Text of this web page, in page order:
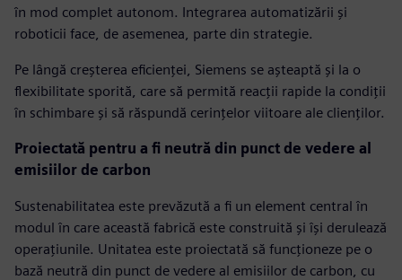
în mod complet autonom. Integrarea automatizării și
roboticii face, de asemenea, parte din strategie.
Pe lângă creșterea eficienței, Siemens se așteaptă și la o
flexibilitate sporită, care să permită reacții rapide la condiții
în schimbare și să răspundă cerințelor viitoare ale clienților.
Proiectată pentru a fi neutră din punct de vedere al
emisiilor de carbon
Sustenabilitatea este prevăzută a fi un element central în
modul în care această fabrică este construită și își derulează
operațiunile. Unitatea este proiectată să funcționeze pe o
bază neutră din punct de vedere al emisiilor de carbon, cu